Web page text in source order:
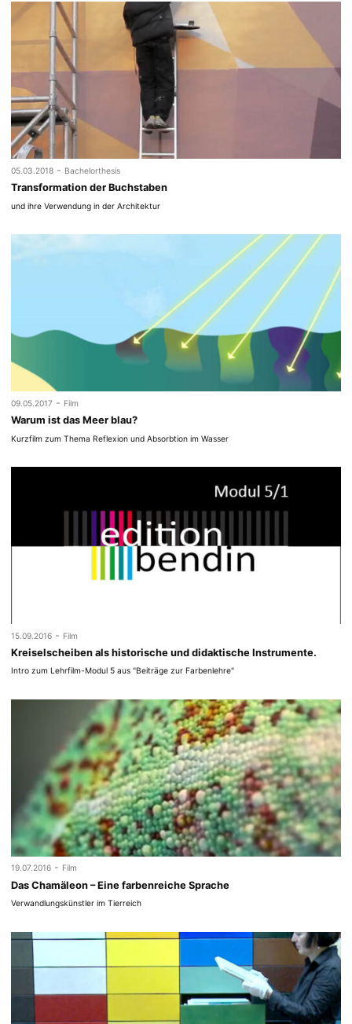
05.03.2018 - Bachelorthesis
Transformation der Buchstaben
und ihre Verwendung in der Architektur
09.05.2017 - Film
Warum ist das Meer blau?
Kurzfilm zum Thema Reflexion und Absorbtion im Wasser
15.09.2016 - Film
Kreiselscheiben als historische und didaktische Instrumente.
Intro zum Lehrfilm-Modul 5 aus "Beiträge zur Farbenlehre"
19.07.2016 - Film
Das Chamäleon – Eine farbenreiche Sprache
Verwandlungskünstler im Tierreich